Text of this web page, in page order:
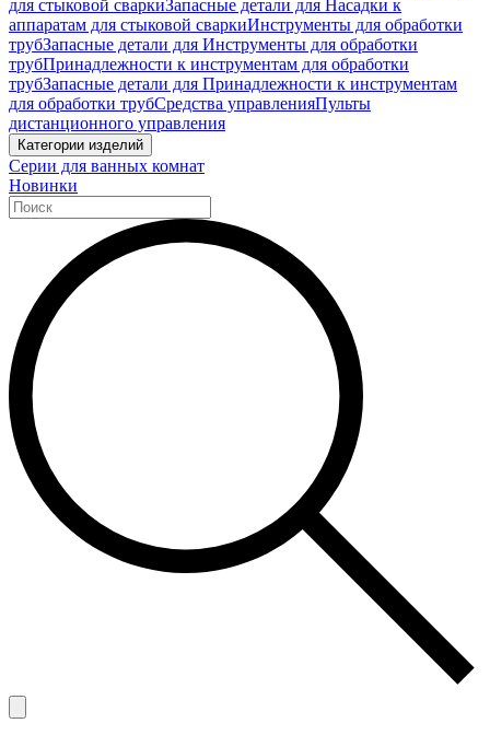
для стыковой сваркиЗапасные детали для Насадки к
аппаратам для стыковой сваркиИнструменты для обработки
трубЗапасные детали для Инструменты для обработки
трубПринадлежности к инструментам для обработки
трубЗапасные детали для Принадлежности к инструментам
для обработки трубСредства управленияПульты
дистанционного управления
Категории изделий
Серии для ванных комнат
Новинки